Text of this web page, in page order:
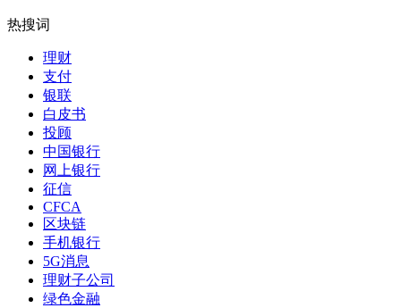
热搜词
理财
支付
银联
白皮书
投顾
中国银行
网上银行
征信
CFCA
区块链
手机银行
5G消息
理财子公司
绿色金融